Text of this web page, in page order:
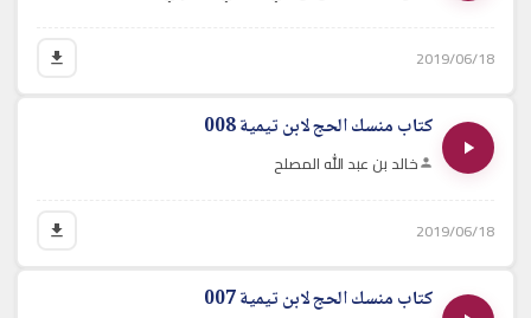
2019/06/18
كتاب منسك الحج لابن تيمية 008
خالد بن عبد الله المصلح
2019/06/18
كتاب منسك الحج لابن تيمية 007